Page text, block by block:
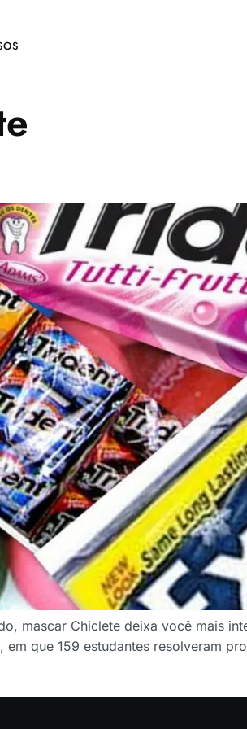
mascar Chiclete deixa você mais
que 159 estudantes resolveram